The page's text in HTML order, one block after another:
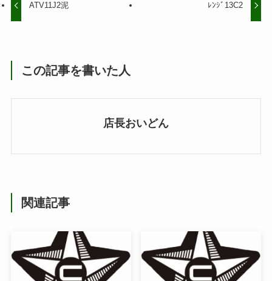
ATV11J2泥 ﾚﾝｼﾞ13C2
この記事を書いた人
店長おいどん
関連記事